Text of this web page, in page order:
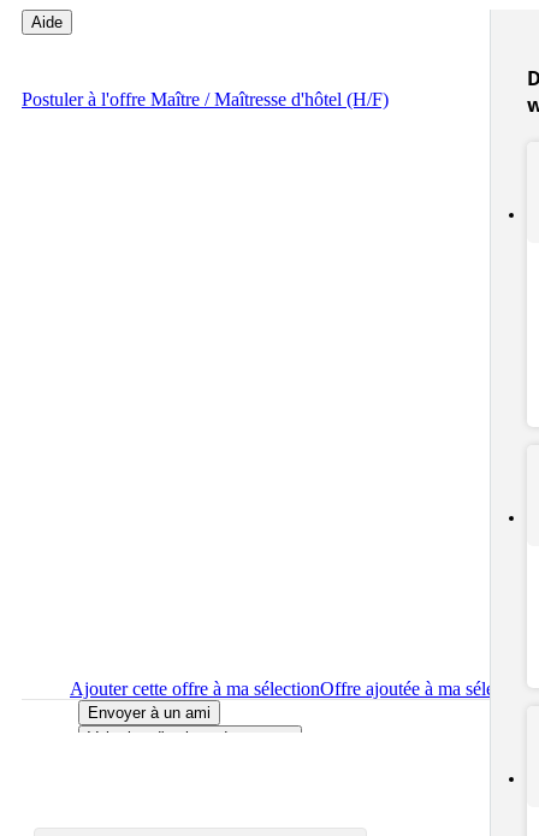
Aide
Postulerà l'offre Maître / Maîtresse d'hôtel (H/F)
Ajouter cette offre à ma sélectionOffre ajoutée à ma sélection
Envoyer à un ami
Voir plus d'options de partage
le lieu de travail de l'offre Maître / Maîtresse d'hôtel